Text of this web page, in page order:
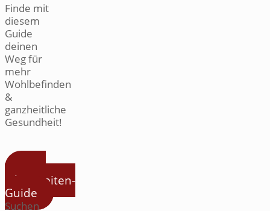
Finde mit
diesem
Guide
deinen
Weg für
mehr
Wohlbefinden
&
ganzheitliche
Gesundheit!
Zum
Jahreszeiten-
Guide
Suchen